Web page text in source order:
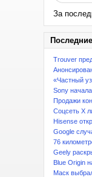
За
Последние
Trouver
«Частный
Sony
Продажи
Соцсеть X
Hisense
Google
76
Geely
Blue Origin
Маск